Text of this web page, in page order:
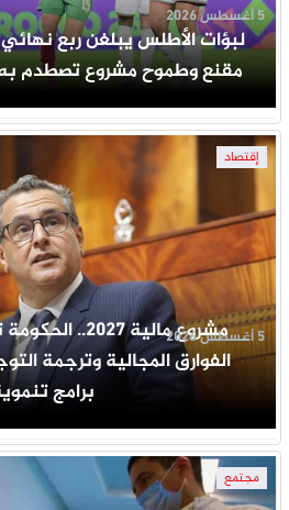
لبؤات الأطلس يبلغن ربع
مقنع وطموح مشروع تصطدم به
5 أغسطس 2026
إقتصاد
مشروع مالية
الفوارق المجالية وترجمة
برامج
5 أغسطس 2026
مجتمع